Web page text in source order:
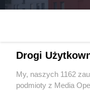
Sosnowiec. W
części Pogoni
historycznych
Wydawca mediów
Drogi
My, naszych 1162
podmioty z Media